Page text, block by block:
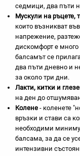
седмици, два пъти
Мускули на ръцете,
които възникват
напрежение,
дискомфорт е
балсамът се
два пъти дневно и
за около три дни.
Лакти, китки и
на ден до
Колене - коленете
връзки и стави са
необходими
балсама, за да се
интензивни